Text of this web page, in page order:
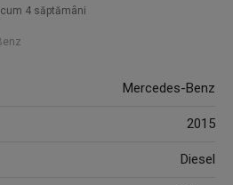
4 săptămâni
Mercedes-Benz
2015
Diesel